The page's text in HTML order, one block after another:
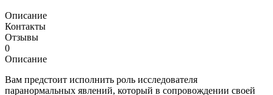
Описание
Контакты
Отзывы
0
Описание
Вам предстоит исполнить роль исследователя
паранормальных явлений, который в сопровождении своей